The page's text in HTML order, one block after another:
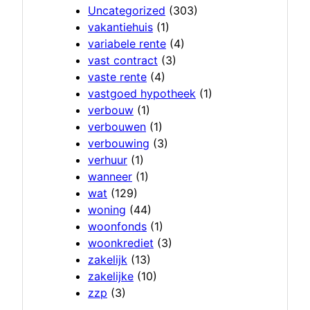
Uncategorized (303)
vakantiehuis (1)
variabele rente (4)
vast contract (3)
vaste rente (4)
vastgoed hypotheek (1)
verbouw (1)
verbouwen (1)
verbouwing (3)
verhuur (1)
wanneer (1)
wat (129)
woning (44)
woonfonds (1)
woonkrediet (3)
zakelijk (13)
zakelijke (10)
zzp (3)